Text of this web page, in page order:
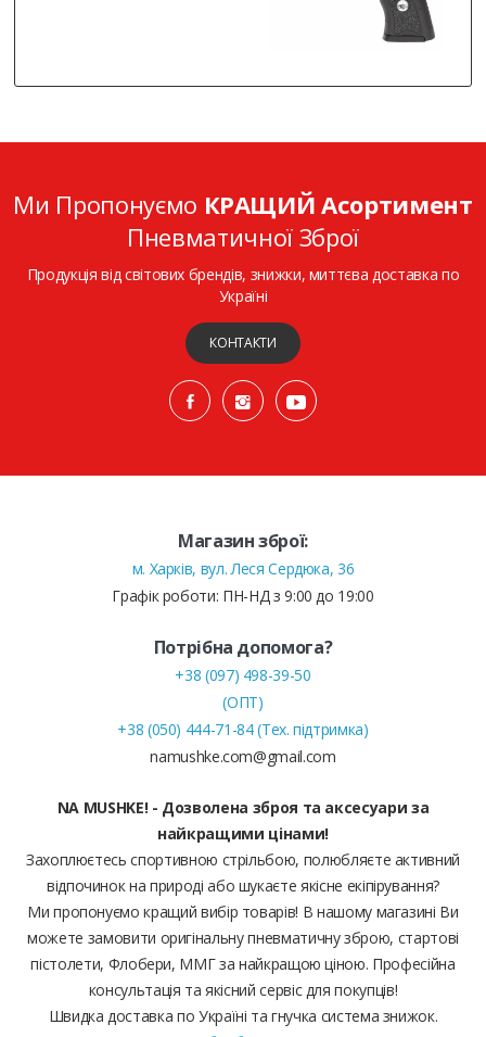
Ми Пропонуємо КРАЩИЙ Асортимент
Пневматичної Зброї
Продукція від світових брендів, знижки, миттєва доставка по
Україні
КОНТАКТИ
Магазин зброї:
м. Харків, вул. Леся Сердюка, 36
Графік роботи: ПН-НД з 9:00 до 19:00
Потрібна допомога?
+38 (097) 498-39-50
(ОПТ)
+38 (050) 444-71-84 (Тех. підтримка)
namushke.com@gmail.com
NA MUSHKE! - Дозволена зброя та аксесуари за
найкращими цінами!
Захоплюєтесь спортивною стрільбою, полюбляєте активний
відпочинок на природі або шукаєте якісне екіпірування?
Ми пропонуємо кращий вибір товарів! В нашому магазині Ви
можете замовити оригінальну пневматичну зброю, стартові
пістолети, Флобери, ММГ за найкращою ціною. Професійна
консультація та якісний сервіс для покупців!
Швидка доставка по Україні та гнучка система знижок.